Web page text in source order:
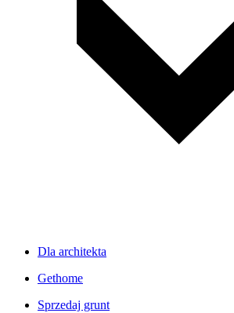
Dla architekta
Gethome
Sprzedaj grunt